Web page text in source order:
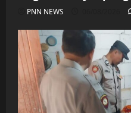
PNN NEWS